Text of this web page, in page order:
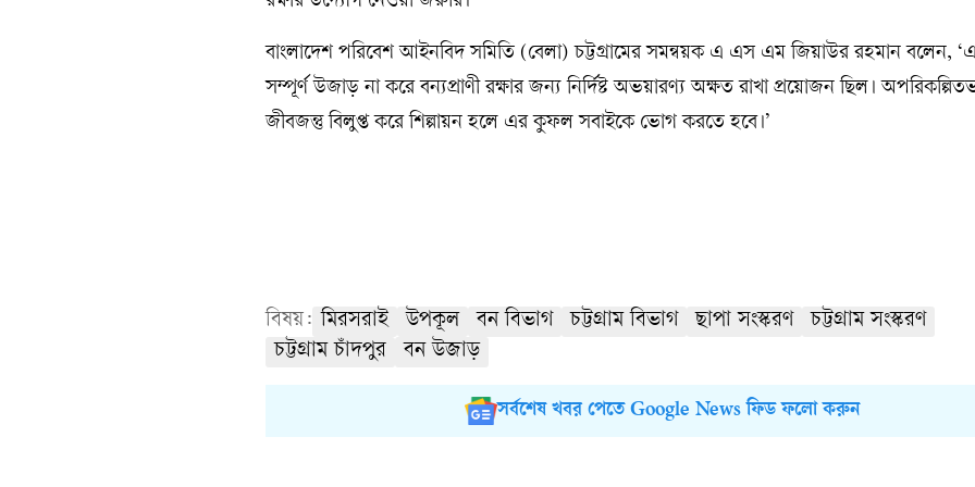
বাংলাদেশ পরিবেশ আইনবিদ সমিতি (বেলা) চট্টগ্রামের সমন্বয়ক এ এস এম জিয়াউর রহমান বলেন,
সম্পূর্ণ উজাড় না করে বন্যপ্রাণী রক্ষার জন্য নির্দিষ্ট অভয়ারণ্য অক্ষত রাখা প্রয়োজন ছিল।
জীবজন্তু বিলুপ্ত করে শিল্পায়ন হলে এর কুফল সবাইকে ভোগ করতে হবে।’
বিষয়: মিরসরাই উপকূল বন বিভাগ চট্টগ্রাম বিভাগ ছাপা সংস্করণ
চট্টগ্রাম সংস্করণ
চট্টগ্রাম চাঁদপুর
বন উজাড়
সর্বশেষ খবর পেতে Google News ফিড ফলো করুন